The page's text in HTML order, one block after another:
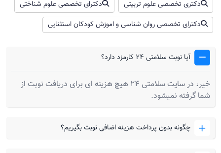
دکتری تخصصی علوم تربیتی
دکترای تخصصی علوم شناختی
دکترای تخصصی روان شناسی و اموزش کودکان استثنایی
آیا نوبت سلامتی 24 کارمزد دارد؟
خیر، در سایت سلامتی 24 هیچ هزینه ای برای دریافت نوبت از
شما گرفته نمیشود.
چگونه بدون پرداخت هزینه اضافی نوبت بگیریم؟